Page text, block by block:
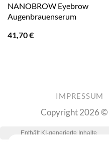
NANOBROW Eyebrow
Augenbrauenserum
41,70€
IMPRESSUM
Copyright 2026 ©